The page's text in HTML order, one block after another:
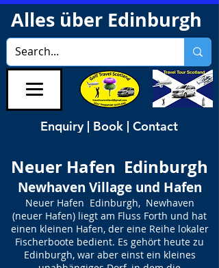
Alles über Edinburgh
Enquiry | Book | Contact
Neuer Hafen Edinburgh
Newhaven Village und Hafen
Neuer Hafen Edinburgh, Newhaven
(neuer Hafen) liegt am Fluss Forth und hat
einen kleinen Hafen, der eine Reihe lokaler
Fischerboote bedient. Es gehört heute zu
Edinburgh, war aber einst ein kleines